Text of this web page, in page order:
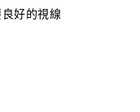
好的視線